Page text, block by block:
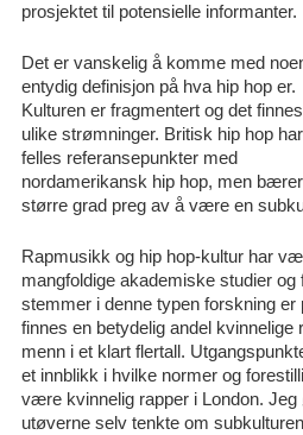
prosjektet til potensielle informanter.
Det er vanskelig å komme med
entydig definisjon på hva hip hop er.
Kulturen er fragmentert og det
ulike strømninger. Britisk hip hop
felles referansepunkter med
nordamerikansk hip hop, men
større grad preg av å være en
Rapmusikk og hip hop-kultur har
mangfoldige akademiske studier
stemmer i denne typen forskning er
finnes en betydelig andel kvinnelige
menn i et klart flertall.
et innblikk i hvilke normer og
være kvinnelig rapper i London.
utøverne selv tenkte om